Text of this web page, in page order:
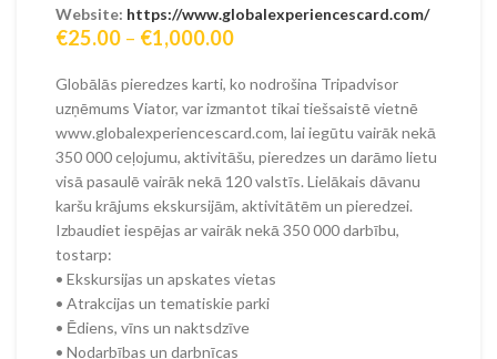
Website: https://www.globalexperiencescard.com/
€25.00 – €1,000.00Price
€25.00
through
€1,000.00
Globālās pieredzes karti, ko nodrošina Tripadvisor
uzņēmums Viator, var izmantot tikai tiešsaistē vietnē
www.globalexperiencescard.com, lai iegūtu vairāk nekā
350 000 ceļojumu, aktivitāšu, pieredzes un darāmo lietu
visā pasaulē vairāk nekā 120 valstīs. Lielākais dāvanu
karšu krājums ekskursijām, aktivitātēm un pieredzei.
Izbaudiet iespējas ar vairāk nekā 350 000 darbību,
tostarp:
• Ekskursijas un apskates vietas
• Atrakcijas un tematiskie parki
• Ēdiens, vīns un naktsdzīve
• Nodarbības un darbnīcas